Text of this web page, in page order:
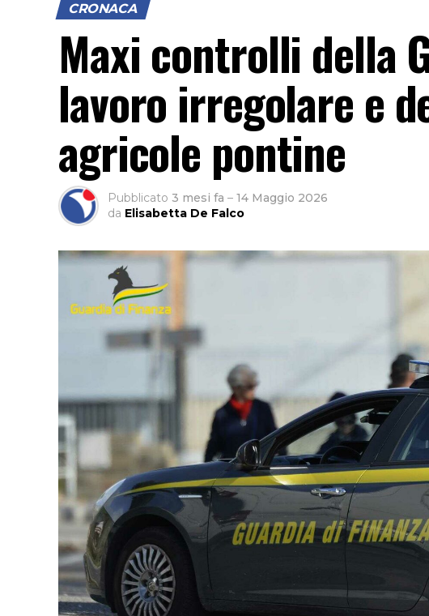
CRONACA
Maxi controlli della
lavoro irregolare e
agricole pontine
Pubblicato 3 mesi fa – 14 Maggio 2026
da Elisabetta De Falco